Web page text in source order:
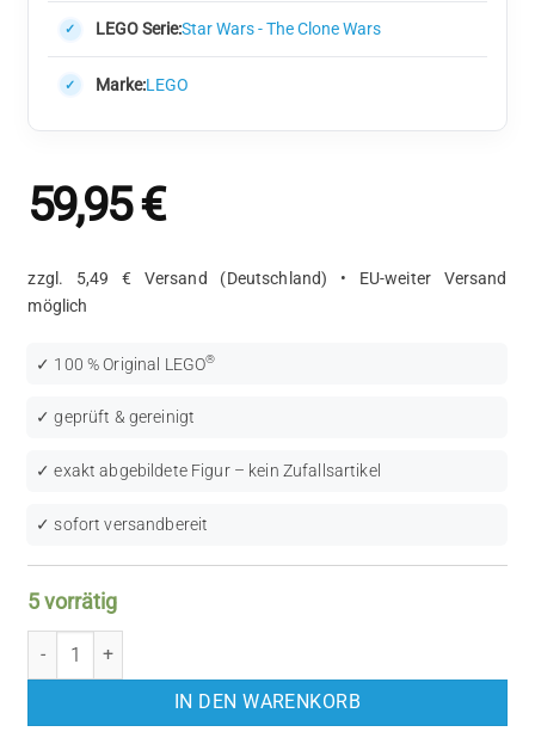
LEGO Serie:Star Wars - The Clone Wars
Marke:LEGO
59,95€
zzgl. 5,49 € Versand (Deutschland) • EU-weiter Versand
möglich
✓ 100 % Original LEGO®
✓ geprüft & gereinigt
✓ exakt abgebildete Figur – kein Zufallsartikel
✓ sofort versandbereit
5 vorrätig
LEGO Star Wars: Ahsoka Tano (SW0192) Menge
IN DEN WARENKORB